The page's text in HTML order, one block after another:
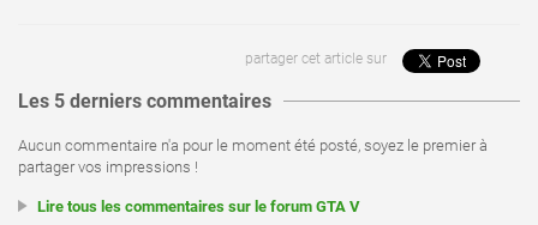
partager cet article sur
Les 5 derniers commentaires
Aucun commentaire n'a pour le moment été posté, soyez le premier à
partager vos impressions !
Lire tous les commentaires sur le forum GTA V